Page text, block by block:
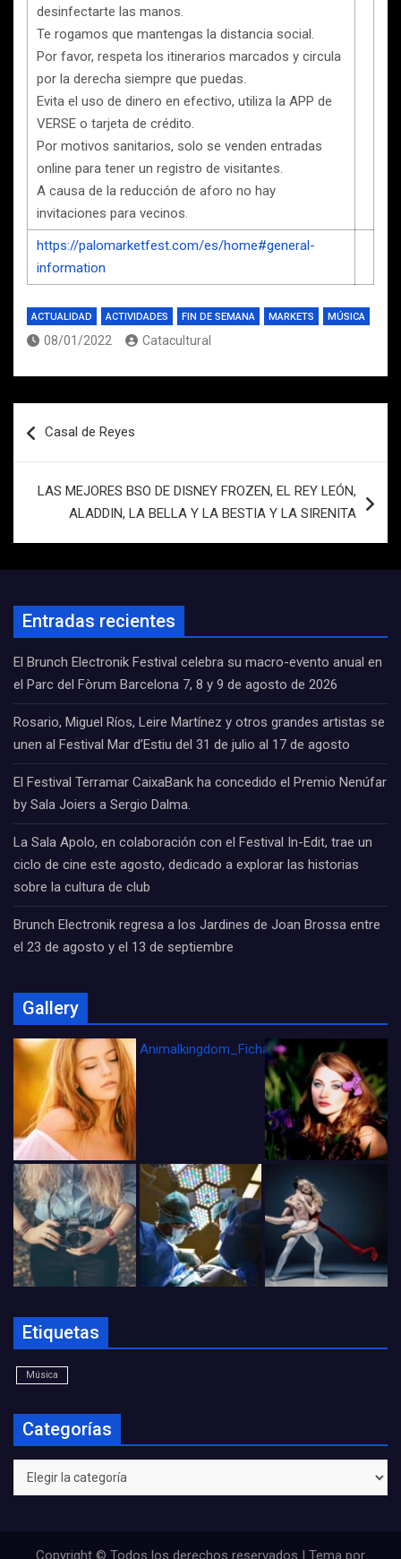
desinfectarte las manos.
Te rogamos que mantengas la distancia social.
Por favor, respeta los itinerarios marcados y circula
por la derecha siempre que puedas.
Evita el uso de dinero en efectivo, utiliza la APP de
VERSE o tarjeta de crédito.
Por motivos sanitarios, solo se venden entradas
online para tener un registro de visitantes.
A causa de la reducción de aforo no hay
invitaciones para vecinos.
https://palomarketfest.com/es/home#general-
information
ACTUALIDAD ACTIVIDADES FIN DE SEMANA MARKETS MÚSICA
08/01/2022 Catacultural
de
Casal de Reyes
LAS MEJORES BSO DE DISNEY FROZEN, EL REY LEÓN,
ALADDIN, LA BELLA Y LA BESTIA Y LA SIRENITA
Entradas recientes
El Brunch Electronik Festival celebra su macro-evento anual en
el Parc del Fòrum Barcelona 7, 8 y 9 de agosto de 2026
Rosario, Miguel Ríos, Leire Martínez y otros grandes artistas se
unen al Festival Mar d’Estiu del 31 de julio al 17 de agosto
El Festival Terramar CaixaBank ha concedido el Premio Nenúfar
by Sala Joiers a Sergio Dalma.
La Sala Apolo, en colaboración con el Festival In-Edit, trae un
ciclo de cine este agosto, dedicado a explorar las historias
sobre la cultura de club
Brunch Electronik regresa a los Jardines de Joan Brossa entre
el 23 de agosto y el 13 de septiembre
Gallery
Animalkingdom_FichaCine
Etiquetas
Música
Categorías
Categorías
Copyright © Todos los derechos reservados | Tema por